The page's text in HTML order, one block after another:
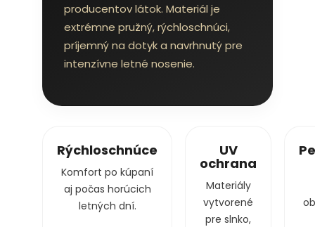
producentov látok. Materiál je
extrémne pružný, rýchloschnúci,
príjemný na dotyk a navrhnutý pre
intenzívne letné nosenie.
Rýchloschnúce
Komfort po kúpaní
aj počas horúcich
letných dní.
UV
ochrana
Materiály
vytvorené
pre slnko,